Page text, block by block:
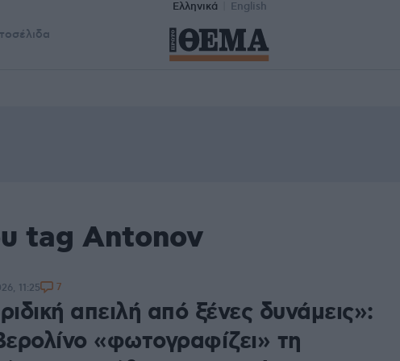
Ελληνικά English
tag Antonov
απειλή από ξένες δυνάμεις»:
«φωτογραφίζει» τη
11:25 7